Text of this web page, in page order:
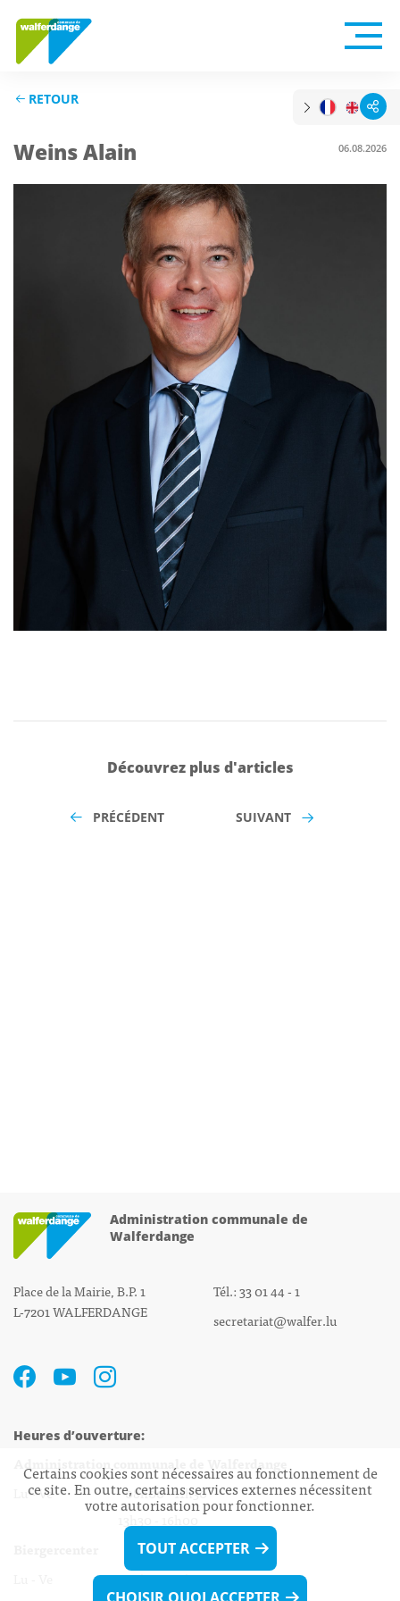
RETOUR
Weins Alain 06.08.2026
Découvrez plus d'articles
PRÉCÉDENT SUIVANT
Administration communale de
Walferdange
Place de la Mairie, B.P. 1
L-7201 WALFERDANGE
Tél.: 33 01 44 - 1
secretariat@walfer.lu
Heures d’ouverture:
Lu - Ve 08h00 - 11h30
Lu - Ve 08h00 - 11h30
Certains cookies sont nécessaires au fonctionnement de
ce site. En outre, certains services externes nécessitent
votre autorisation pour fonctionner.
TOUT ACCEPTER